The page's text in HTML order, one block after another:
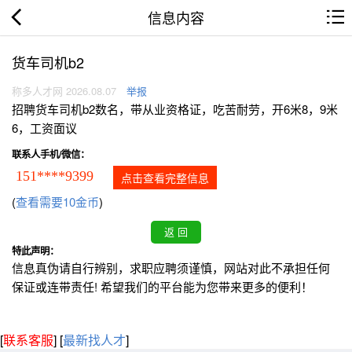
信息内容
货车司机b2
称多人才网 2026.08.07 举报
招聘货车司机b2数名，带从业资格证，吃苦耐劳，开6米8，9米
6，工资面议
联系人手机/微信：
151****9399 点击查看完整信息
(查看需要10金币)
特此声明：
信息真伪请自行辨别，求职应聘须谨慎，网站对此不承担任何
保证或连带责任! 希望我们的平台能为您带来更多的便利！
[联系客服] [最新找人才]